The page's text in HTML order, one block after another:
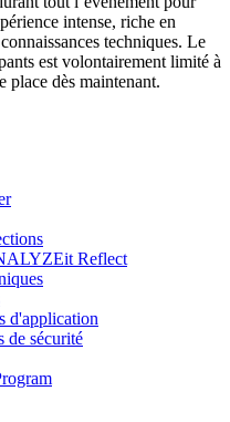
intense, riche en
techniques. Le
est volontairement limité à
place dès maintenant.
Reflect
d'application
de sécurité